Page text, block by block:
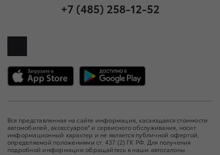
+7 (485) 258-12-52
Вся представленная на сайте информация, касающаяся стоимости
автомобилей, аксессуаров* и сервисного обслуживания, носит
информационный характер и не является публичной офертой,
определяемой положениями ст. 437 (2) ГК РФ. Для получения
подробной информации обращайтесь в наши автосалоны.